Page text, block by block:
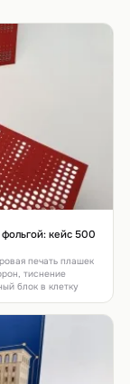
кейс 500
печать плашек
тиснение
блок в клетку